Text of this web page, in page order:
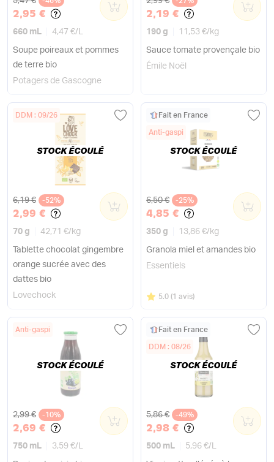
2,95 €
660 mL 4,47 €/ L
Soupe poireaux et pommes
de terre bio
Potagers de Gascogne
2,19 €
190 g 11,53 €/ kg
Sauce tomate provençale bio
Émile Noël
DDM : 09/26
Ancien prix
6,19 € -52%
2,99 €
70 g 42,71 €/ kg
Tablette chocolat gingembre
orange sucrée avec des
dattes bio
0
Lovechock
STOCK ÉCOULÉ
Fait en France
Anti-gaspi
Ancien prix
6,50 € -25%
4,85 €
350 g 13,86 €/ kg
Granola miel et amandes bio
0
Essentiels
Note
5.0 sur 5
(1 avis)
STOCK ÉCOULÉ
Anti-gaspi
Ancien prix
2,99 € -10%
2,69 €
750 mL 3,59 €/ L
0
STOCK ÉCOULÉ
Fait en France
DDM : 08/26
Ancien prix
5,86 € -49%
2,98 €
500 mL 5,96 €/ L
0
STOCK ÉCOULÉ